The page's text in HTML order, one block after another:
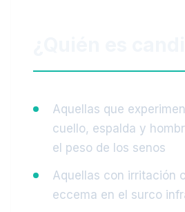
Aquellas que
cuello, espalda y
el peso de los senos
Aquellas con irritación
eccema en el surco